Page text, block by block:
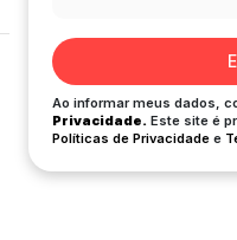
Ao informar meus dados,
Privacidade. Este site é
Políticas de Privacidade e